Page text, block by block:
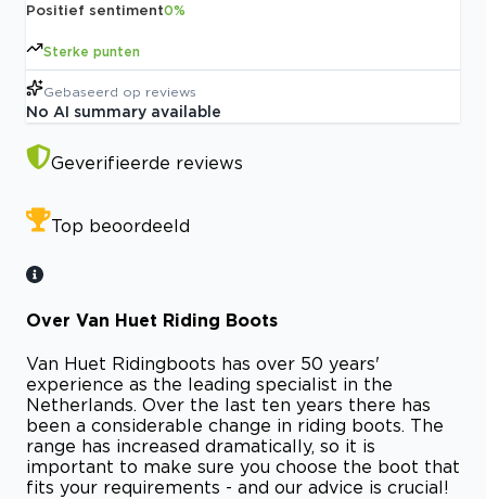
Positief sentiment0%
Sterke punten
Gebaseerd op reviews
No AI summary available
Geverifieerde reviews
Top beoordeeld
Over Van Huet Riding Boots
Van Huet Ridingboots has over 50 years'
experience as the leading specialist in the
Netherlands. Over the last ten years there has
been a considerable change in riding boots. The
range has increased dramatically, so it is
important to make sure you choose the boot that
fits your requirements - and our advice is crucial!